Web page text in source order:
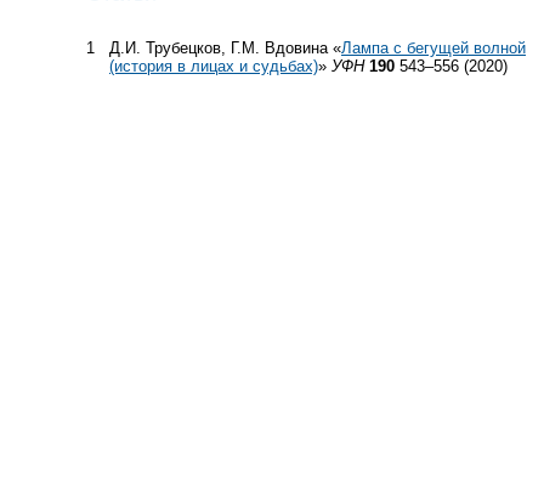
1 Д.И. Трубецков, Г.М. Вдовина «Лампа с бегущей волной
(история в лицах и судьбах)» УФН 190 543–556 (2020)